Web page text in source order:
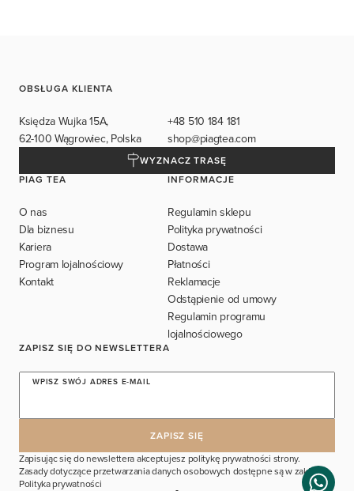
OBSŁUGA KLIENTA
Księdza Wujka 15A,
62-100 Wągrowiec, Polska
+48 510 184 181
shop@piagtea.com
WYZNACZ TRASĘ
PIAG TEA
O nas
Dla biznesu
Kariera
Program lojalnościowy
Kontakt
INFORMACJE
Regulamin sklepu
Polityka prywatności
Dostawa
Płatności
Reklamacje
Odstąpienie od umowy
Regulamin programu
lojalnościowego
ZAPISZ SIĘ DO NEWSLETTERA
WPISZ SWÓJ ADRES E-MAIL
Zapisując się do newslettera akceptujesz politykę prywatności strony.
Zasady dotyczące przetwarzania danych osobowych dostępne są w zakładce
Polityka prywatności